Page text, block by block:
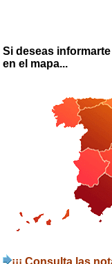
Si deseas
en el mapa...
¡¡¡ Consulta las